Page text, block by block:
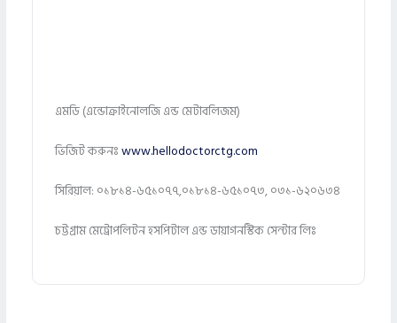
এমডি (এন্ডোক্রাইনোলজি এন্ড মেটাবলিজম)
ভিজিট করুনঃwww.hellodoctorctg.com
সিরিয়াল: ০১৮১৪-৬৫১০৭৭,০১৮১৪-৬৫১০৭৩, ০৩১-৬২০৬৩৪
চট্টগ্রাম মেট্রোপলিটন হসপিটাল এন্ড ডায়াগনস্টিক সেন্টার লিঃ